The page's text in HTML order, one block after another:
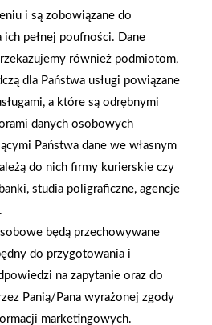
Grupy PSB. Sieć kończy
rok strategicznym
otwarciem po
rebrandingu
i są zobowiązane do
ich pełnej poufności. Dane
również podmiotom,
dla Państwa usługi powiązane
a które są odrębnymi
danych osobowych
Państwa dane we własnym
do nich firmy kurierskie czy
studia poligraficzne, agencje
będą przechowywane
do przygotowania i
na zapytanie oraz do
Panią/Pana wyrażonej zgody
marketingowych.